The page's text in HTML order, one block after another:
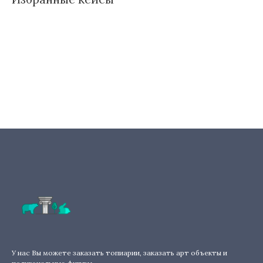
У нас Вы можете заказать топиарии, заказать арт объекты и